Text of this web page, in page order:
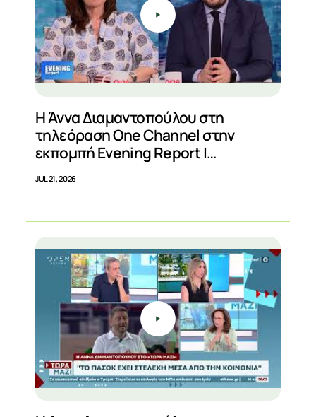
Η Άννα Διαμαντοπούλου στη
τηλεόραση One Channel στην
εκπομπή Evening Report |
JUL 21, 2026